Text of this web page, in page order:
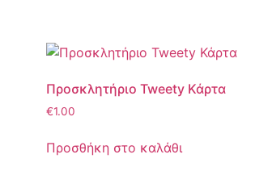
Προσκλητήριο Tweety Κάρτα
€1.00
Προσθήκη στο καλάθι